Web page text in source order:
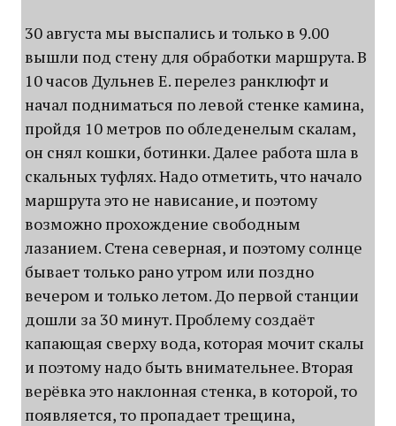
30 августа мы выспались и только в 9.00
вышли под стену для обработки маршрута. В
10 часов Дульнев Е. перелез ранклюфт и
начал подниматься по левой стенке камина,
пройдя 10 метров по обледенелым скалам,
он снял кошки, ботинки. Далее работа шла в
скальных туфлях. Надо отметить, что начало
маршрута это не нависание, и поэтому
возможно прохождение свободным
лазанием. Стена северная, и поэтому солнце
бывает только рано утром или поздно
вечером и только летом. До первой станции
дошли за 30 минут. Проблему создаёт
капающая сверху вода, которая мочит скалы
и поэтому надо быть внимательнее. Вторая
верёвка это наклонная стенка, в которой, то
появляется, то пропадает трещина,